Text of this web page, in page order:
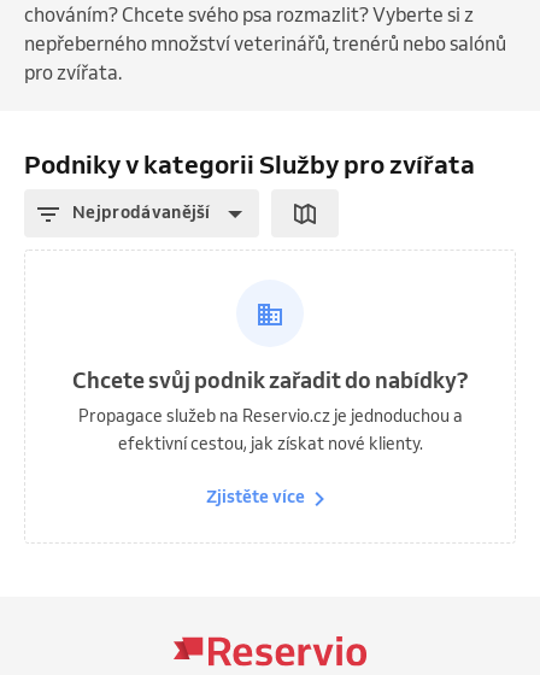
chováním? Chcete svého psa rozmazlit? Vyberte si z
nepřeberného množství veterinářů, trenérů nebo salónů
pro zvířata.
Podniky v kategorii Služby pro zvířata
Nejprodávanější
Chcete svůj podnik zařadit do nabídky?
Propagace služeb na Reservio.cz je jednoduchou a
efektivní cestou, jak získat nové klienty.
Zjistěte více